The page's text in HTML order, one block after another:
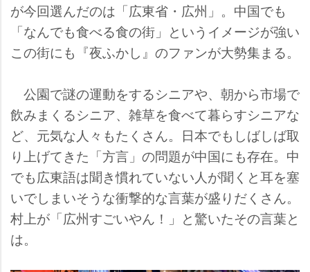
が今回選んだのは「広東省・広州」。中国でも
「なんでも食べる食の街」というイメージが強い
この街にも『夜ふかし』のファンが大勢集まる。
公園で謎の運動をするシニアや、朝から市場で
飲みまくるシニア、雑草を食べて暮らすシニアな
ど、元気な人々もたくさん。日本でもしばしば取
り上げてきた「方言」の問題が中国にも存在。中
でも広東語は聞き慣れていない人が聞くと耳を塞
いでしまいそうな衝撃的な言葉が盛りだくさん。
村上が「広州すごいやん！」と驚いたその言葉と
は。